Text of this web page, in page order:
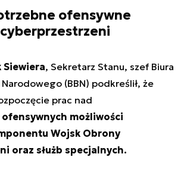
ofensywne
Siewiera, Sekretarz Stanu, szef Biura
(BBN) podkreślił, że
prac nad
ofensywnych możliwości
Wojsk Obrony
oraz służb specjalnych.